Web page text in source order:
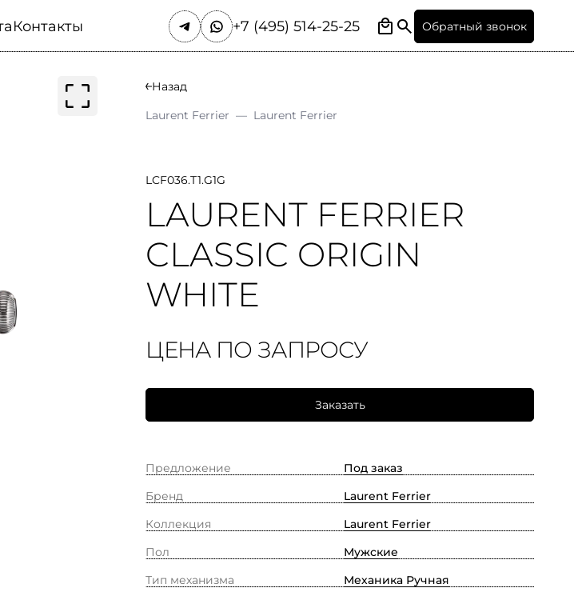
Контакты +7 (495) 514-25-25 Обратный звонок
Назад
Laurent Ferrier — Laurent Ferrier
LCF036.T1.G1G
LAURENT FERRIER
CLASSIC ORIGIN
WHITE
ЦЕНА ПО ЗАПРОСУ
Заказать
Предложение
Под заказ
Бренд
Laurent Ferrier
Коллекция
Laurent Ferrier
Пол
Мужские
Тип механизма
Механика Ручная